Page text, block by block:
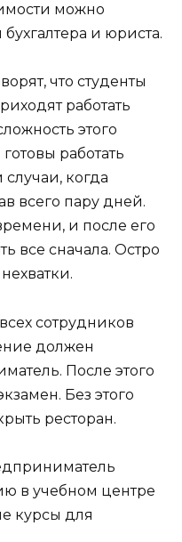
можно
и юриста.
что студенты
работать
этого
работать
когда
всего пару дней.
и после его
все сначала. Остро
сотрудников
должен
После этого
Без этого
ресторан.
в учебном центре
курсы для